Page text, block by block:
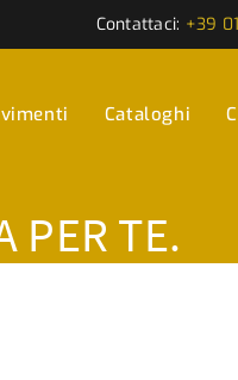
Contattaci: +39
Cataloghi
PER TE.